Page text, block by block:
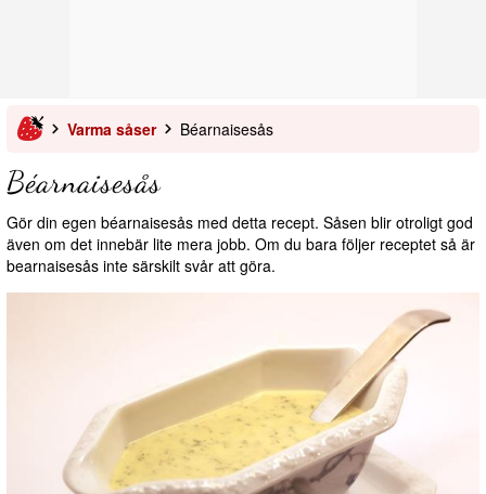
Varma såser Béarnaisesås
Béarnaisesås
Gör din egen béarnaisesås med detta recept. Såsen blir otroligt god
även om det innebär lite mera jobb. Om du bara följer receptet så är
bearnaisesås inte särskilt svår att göra.